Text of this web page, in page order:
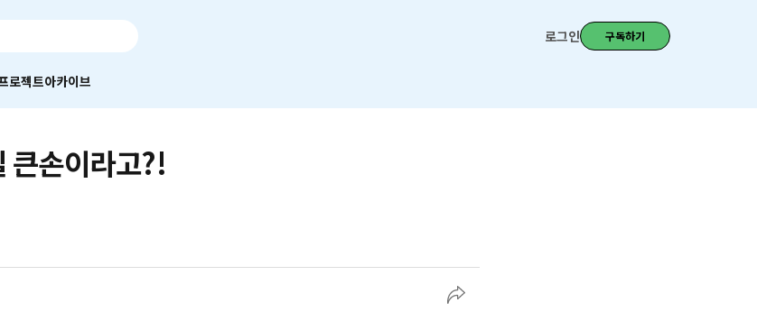
로그인 구독하기
로젝트아카이브
큰손이라고?!